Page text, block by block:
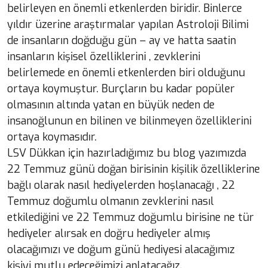
belirleyen en önemli etkenlerden biridir. Binlerce
yıldır üzerine araştırmalar yapılan Astroloji Bilimi
de insanların doğduğu gün – ay ve hatta saatin
insanların kişisel özelliklerini , zevklerini
belirlemede en önemli etkenlerden biri olduğunu
ortaya koymuştur. Burçların bu kadar popüler
olmasının altında yatan en büyük neden de
insanoğlunun en bilinen ve bilinmeyen özelliklerini
ortaya koymasıdır.
LSV Dükkan için hazırladığımız bu blog yazımızda
22 Temmuz günü doğan birisinin kişilik özelliklerine
bağlı olarak nasıl hediyelerden hoşlanacağı , 22
Temmuz doğumlu olmanın zevklerini nasıl
etkilediğini ve 22 Temmuz doğumlu birisine ne tür
hediyeler alırsak en doğru hediyeler almış
olacağımızı ve doğum günü hediyesi alacağımız